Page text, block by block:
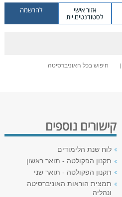
אזור אישי
לסטודנטים.יות
להרשמה
חיפוש בכל האוניברסיטה
קישורים נוספים
לוח שנת הלימודים
תקנון הפקולטה - תואר ראשון
תקנון הפקולטה - תואר שני
תמצית הוראות האוניברסיטה
ונהליה